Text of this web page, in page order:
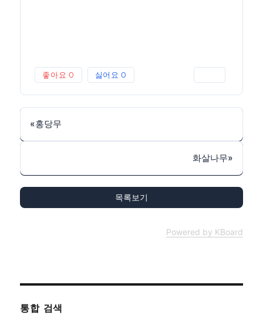
좋아요 0 싫어요 0
«홍당무
화살나무»
목록보기
Powered by KBoard
통합 검색